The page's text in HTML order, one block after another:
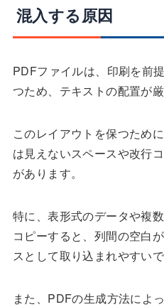
混入する原因
PDFファイルは、印刷を前
つため、テキストの配置が
このレイアウトを保つため
は見えないスペースや改行
があります。
特に、表形式のデータや複
コピーすると、列間の空白
スとして取り込まれやすいで
また、PDFの生成方法によ